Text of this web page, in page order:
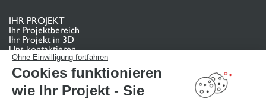
Ohne Einwilligung fortfahren
Cookies funktionieren
wie Ihr Projekt - Sie
IHR PROJEKT
Ihr Projektbereich
Ihr Projekt in 3D
Uns kontaktieren
Finden Sie Ihr Studio
TERMIN VEREINBAREN